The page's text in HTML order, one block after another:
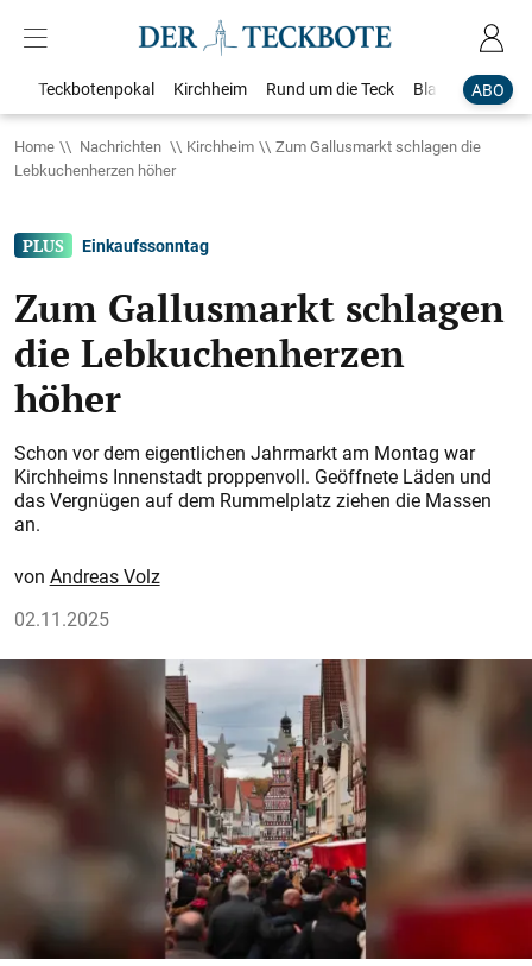
ABO
Teckbotenpokal Kirchheim Rund um die Teck Blaulicht
Home Nachrichten Kirchheim
Zum Gallusmarkt schlagen die
Lebkuchenherzen höher
Einkaufssonntag
Zum Gallusmarkt schlagen
die Lebkuchenherzen
höher
Schon vor dem eigentlichen Jahrmarkt am Montag war
Kirchheims Innenstadt proppenvoll. Geöffnete Läden und
das Vergnügen auf dem Rummelplatz ziehen die Massen
an.
Andreas Volz
02.11.2025